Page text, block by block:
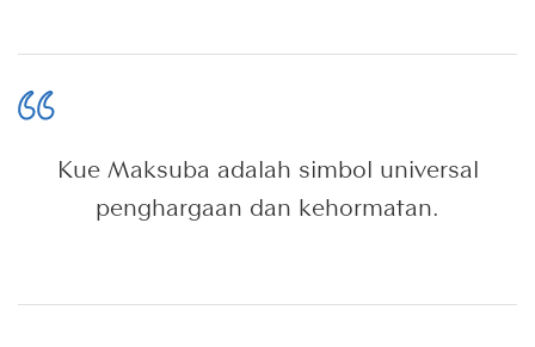
Kue Maksuba adalah simbol universal
penghargaan dan kehormatan.